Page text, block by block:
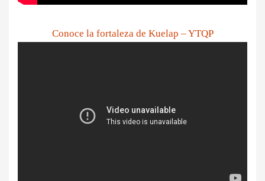
Conoce la fortaleza de Kuelap – YTQP